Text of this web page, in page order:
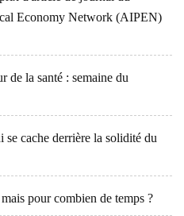
Economy Network (AIPEN)
de la santé : semaine du
cache derrière la solidité du
pour combien de temps ?